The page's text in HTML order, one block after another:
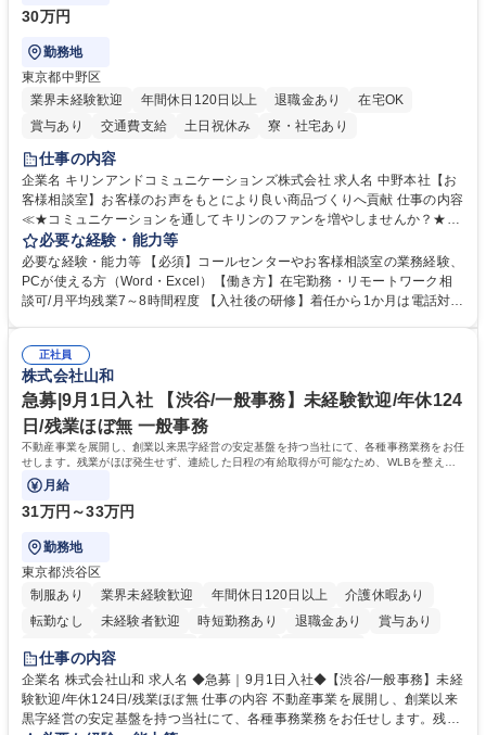
30万円
勤務地
東京都中野区
業界未経験歓迎
年間休日120日以上 退職金あり
在宅OK
賞与あり
交通費支給 土日祝休み 寮・社宅あり
仕事の内容
企業名 キリンアンドコミュニケーションズ株式会社 求人名 中野本社【お
客様相談室】お客様のお声をもとにより良い商品づくりへ貢献 仕事の内容
≪★コミュニケーションを通してキリンのファンを増やしませんか？★≫
お客様のお声をより良い商品づくりに活かしていく上で、窓口となるお客
様相談室でのお仕事です。 日々お客様からいただくキリングループへのご
意見を、企業活動に活かしています。お客様からの声に迅速かつ誠意をも
って対応、情報提供するとともにグループ内活動に反映しています。 【具
平均100件前後■メール・手紙：同上40件前後 募集職種 中野本社【お客様
相談室】お客様のお声をもとにより良い商品づくりへ貢献
必要な経験・能力等
必要な経験・能力等 【必須】コールセンターやお客様相談室の業務経験、
PCが使える方（Word・Excel）【働き方】在宅勤務・リモートワーク相
談可/月平均残業7～8時間程度 【入社後の研修】着任から1か月は電話対応
すのでご安心ください。 【当社について】キリングループの広報機能を担
う会社として、お客様との出会いを大切にし、磨き上げたホスピタリティ
を込めてコミュニケーションをとりながら広報関連業務を行っておりま
す。 学歴・資格 学歴：大学院 大学 高専 短大 専修学校 高校 語学力： 資
格：
正社員
株式会社山和
急募|9月1日入社 【渋谷/一般事務】未経験歓迎/年休124
日/残業ほぼ無 一般事務
不動産事業を展開し、創業以来黒字経営の安定基盤を持つ当社にて、各種事務業務をお任
せします。残業がほぼ発生せず、連続した日程の有給取得が可能なため、WLBを整えた
い方にお勧めの環境です！
月給
31万円～33万円
勤務地
東京都渋谷区
制服あり
業界未経験歓迎 年間休日120日以上
介護休暇あり
転勤なし
未経験者歓迎 時短勤務あり 退職金あり
賞与あり
育休あり
完全週休2日制
仕事の内容
企業名 株式会社山和 求人名 ◆急募｜9月1日入社◆【渋谷/一般事務】未経
験歓迎/年休124日/残業ほぼ無 仕事の内容 不動産事業を展開し、創業以来
黒字経営の安定基盤を持つ当社にて、各種事務業務をお任せします。残業